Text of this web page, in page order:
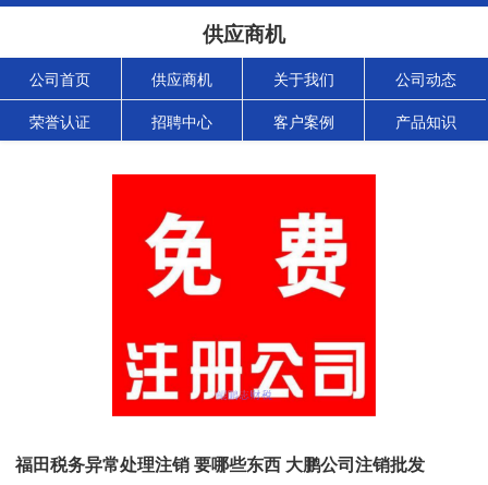
供应商机
公司首页 供应商机 关于我们 公司动态
荣誉认证 招聘中心 客户案例 产品知识
福田税务异常处理注销 要哪些东西 大鹏公司注销批发